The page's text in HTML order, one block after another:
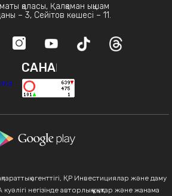
қаласы, Қалқаман ықшам
– 3, Сейітов көшесі – 11.
САНАҚ
агенттігі, ҚР Инвестициялар және даму
негізінде авторлық құқықтар және жанама